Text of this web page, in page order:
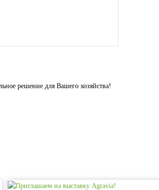
решение для Вашего хозяйства!